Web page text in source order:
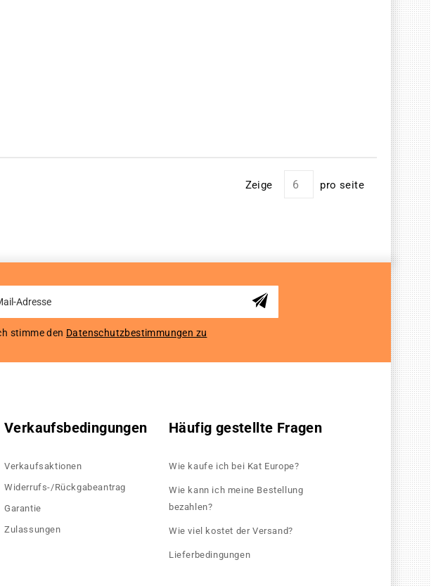
Zeige pro seite
stimme den Datenschutzbestimmungen zu
Verkaufsbedingungen
Verkaufsaktionen
Widerrufs-/Rückgabeantrag
Garantie
Zulassungen
Häufig gestellte Fragen
Wie kaufe ich bei Kat Europe?
Wie kann ich meine Bestellung
bezahlen?
Wie viel kostet der Versand?
Lieferbedingungen